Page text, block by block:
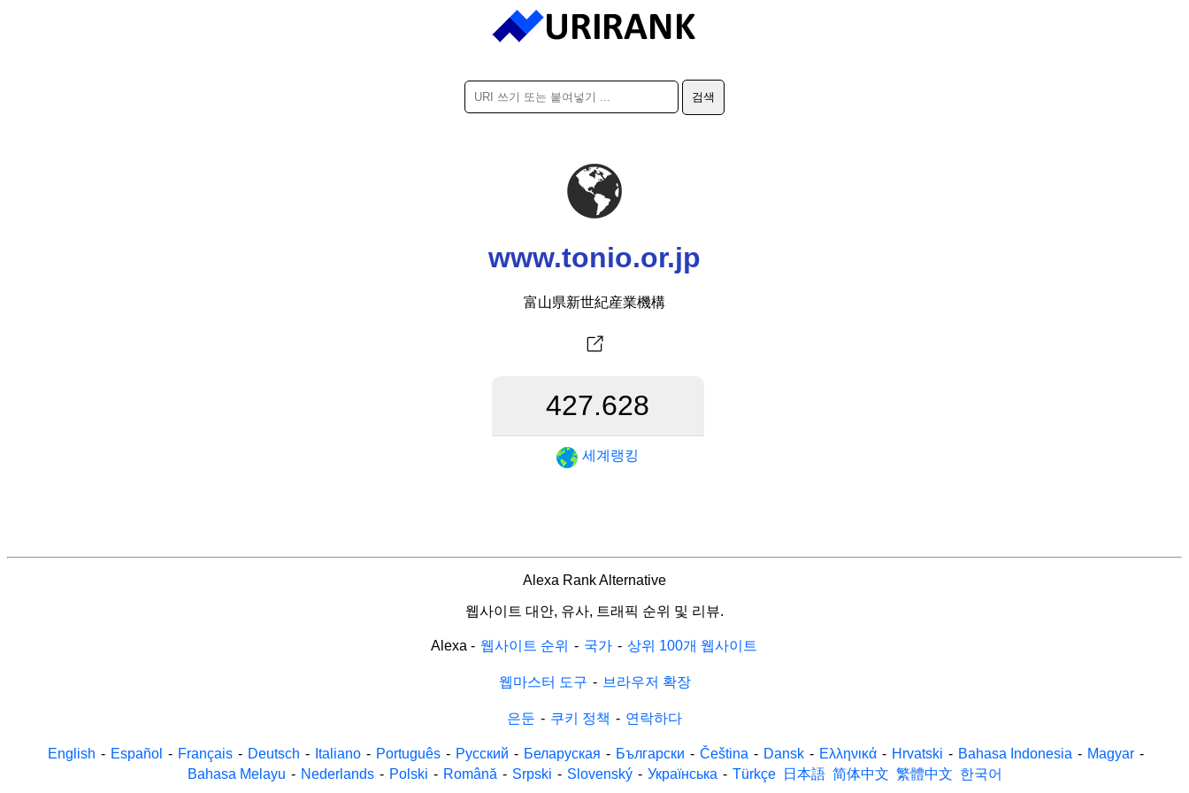
www.tonio.or.jp
富山県新世紀産業機構
427.628
세계랭킹
Alexa Rank Alternative
웹사이트 대안, 유사, 트래픽 순위 및 리뷰.
Alexa - 웹사이트 순위 - 국가 - 상위 100개 웹사이트
웹마스터 도구 - 브라우저 확장
은둔 - 쿠키 정책 - 연락하다
English - Español - Français - Deutsch - Italiano - Português - Русский - Беларуская - Български - Čeština - Dansk - Ελληνικά - Hrvatski - Bahasa Indonesia - Magyar -
Bahasa Melayu - Nederlands - Polski - Română - Srpski - Slovenský - Українська - Türkçe 日本語 简体中文 繁體中文 한국어